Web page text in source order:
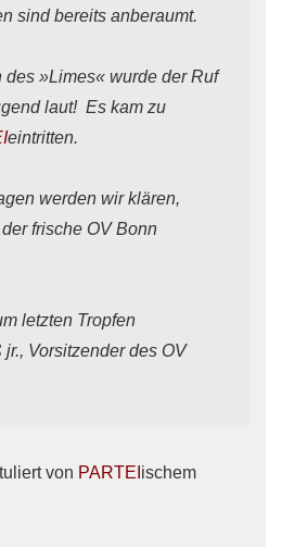
sind bereits anberaumt.
des »Limes« wurde der Ruf
laut! Es kam zu
eintritten.
werden wir klären,
frische OV Bonn
letzten Tropfen
Vorsitzender des OV
von PARTEI ischem